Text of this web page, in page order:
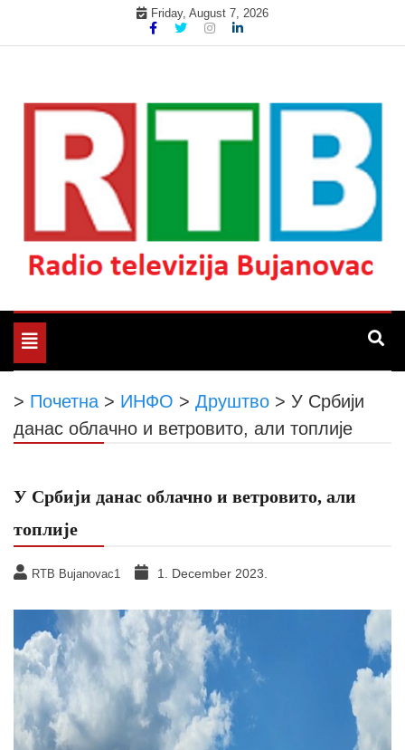
Friday, August 7, 2026
РТБ Бујановац
Toggle
navigation
> Почетна > ИНФО > Друштво > У Србији
данас облачно и ветровито, али топлије
У Србији данас облачно и ветровито, али
топлије
RTB Bujanovac1 1. December 2023.